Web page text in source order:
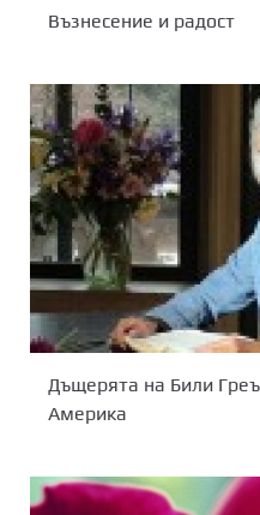
Възнесение и радост
Дъщерята на Били
Америка